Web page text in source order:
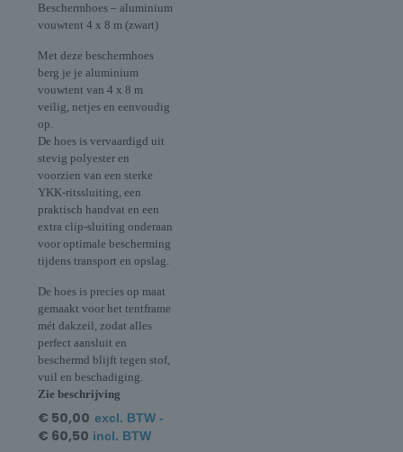
Beschermhoes – aluminium
vouwtent 4 x 8 m (zwart)
Met deze beschermhoes
berg je je aluminium
vouwtent van 4 x 8 m
veilig, netjes en eenvoudig
op.
De hoes is vervaardigd uit
stevig polyester en
voorzien van een sterke
YKK-ritssluiting, een
praktisch handvat en een
extra clip-sluiting onderaan
voor optimale bescherming
tijdens transport en opslag.
De hoes is precies op maat
gemaakt voor het tentframe
mét dakzeil, zodat alles
perfect aansluit en
beschermd blijft tegen stof,
vuil en beschadiging.
Zie beschrijving
€ 50,00 excl. BTW -
€ 60,50 incl. BTW